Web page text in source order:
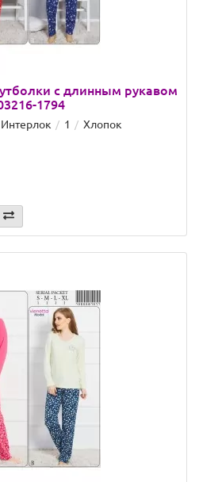
с длинным рукавом
1794
1 Хлопок